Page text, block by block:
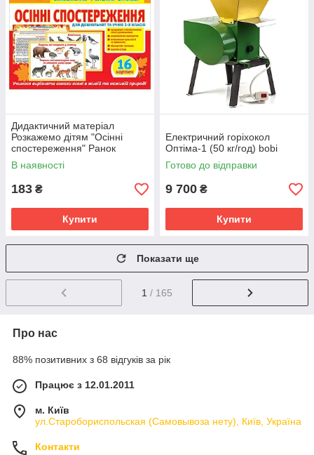
Дидактичний матеріал
Розкажемо дітям "Осінні
спостереження" Ранок
10107187У, 16 карток
В наявності
183 ₴
Купити
Електричний горіхокол
Оптіма-1 (50 кг/год) bobi
Готово до відправки
9 700 ₴
Купити
Показати ще
1 / 165
Про нас
88% позитивних з 68 відгуків за рік
Працює з 12.01.2011
м. Київ
ул.Старобориспольская (Самовывоза нету), Київ, Україна
Контакти